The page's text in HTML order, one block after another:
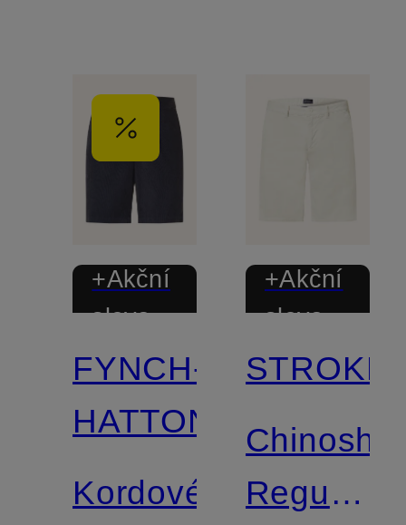
+Akční
sleva
FYNCH-
HATTON
Kordové
+Akční
sleva
Regular